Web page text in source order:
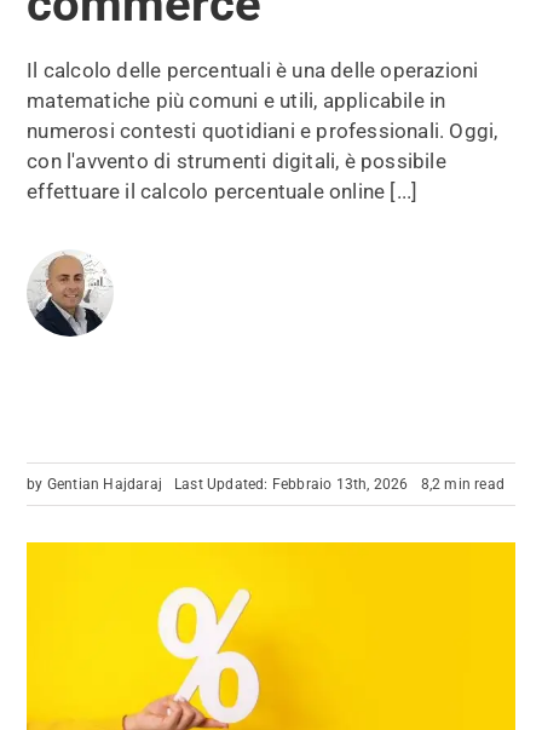
Il calcolo delle percentuali è una delle operazioni
matematiche più comuni e utili, applicabile in
numerosi contesti quotidiani e professionali. Oggi,
con l'avvento di strumenti digitali, è possibile
effettuare il calcolo percentuale online [...]
by Gentian Hajdaraj Last Updated: Febbraio 13th, 2026 8,2 min read